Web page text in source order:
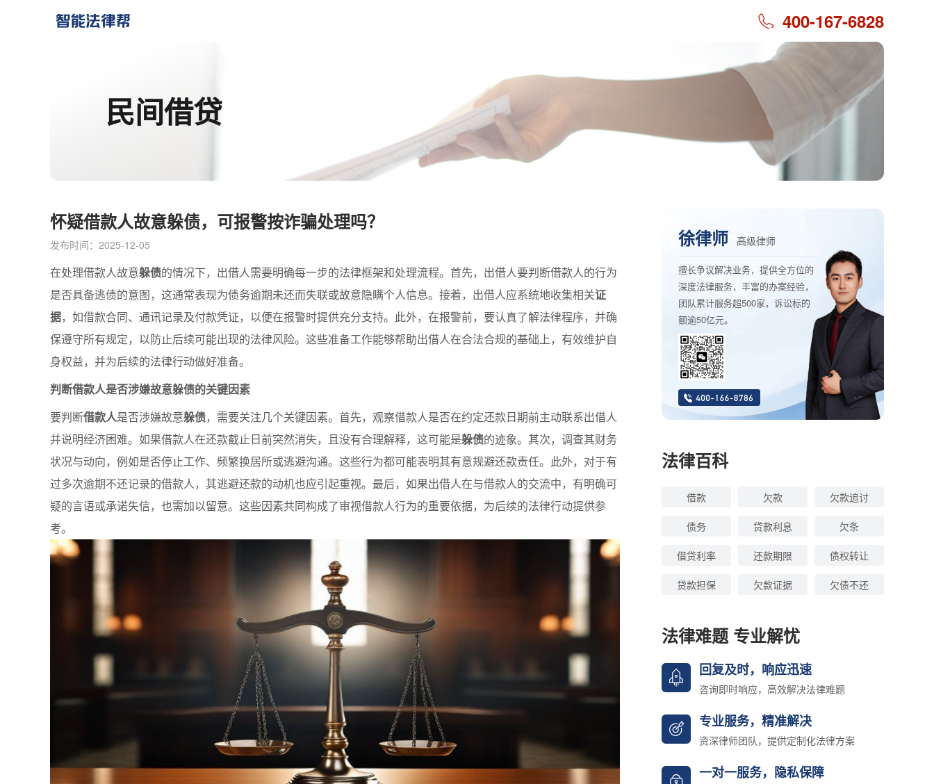
400-167-6828
民间借贷
怀疑借款人故意躲债，可报警按诈骗处理吗？
发布时间：2025-12-05
在处理借款人故意躲债的情况下，出借人需要明确每一步的法律框架和处理流程。首先，出借人要判断借款人的行为
是否具备逃债的意图，这通常表现为债务逾期未还而失联或故意隐瞒个人信息。接着，出借人应系统地收集相关证
据，如借款合同、通讯记录及付款凭证，以便在报警时提供充分支持。此外，在报警前，要认真了解法律程序，并确
保遵守所有规定，以防止后续可能出现的法律风险。这些准备工作能够帮助出借人在合法合规的基础上，有效维护自
身权益，并为后续的法律行动做好准备。
判断借款人是否涉嫌故意躲债的关键因素
要判断借款人是否涉嫌故意躲债，需要关注几个关键因素。首先，观察借款人是否在约定还款日期前主动联系出借人
并说明经济困难。如果借款人在还款截止日前突然消失，且没有合理解释，这可能是躲债的迹象。其次，调查其财务
状况与动向，例如是否停止工作、频繁换居所或逃避沟通。这些行为都可能表明其有意规避还款责任。此外，对于有
过多次逾期不还记录的借款人，其逃避还款的动机也应引起重视。最后，如果出借人在与借款人的交流中，有明确可
疑的言语或承诺失信，也需加以留意。这些因素共同构成了审视借款人行为的重要依据，为后续的法律行动提供参
考。
徐律师 高级律师
擅长争议解决业务，提供全方位的
深度法律服务，丰富的办案经验，
团队累计服务超500家，诉讼标的
额逾50亿元。
法律百科
借款 欠款 欠款追讨
债务 贷款利息 欠条
借贷利率 还款期限 债权转让
贷款担保 欠款证据 欠债不还
法律难题 专业解忧
回复及时，响应迅速
咨询即时响应，高效解决法律难题
专业服务，精准解决
资深律师团队，提供定制化法律方案
一对一服务，隐私保障